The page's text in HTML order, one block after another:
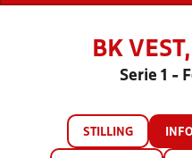
BK
Serie 1 -
STILLING INFO